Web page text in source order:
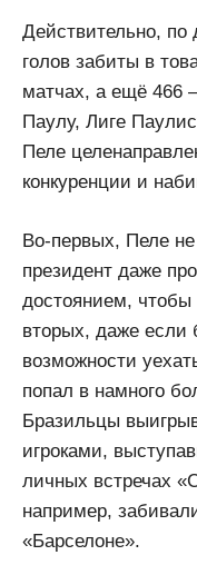
Действительно, по
голов забиты в
матчах, а ещё 466
Паулу, Лиге
Пеле
конкуренции и
Во-первых, Пеле не
президент даже
достоянием, чтобы
вторых, даже
возможности
попал в намного
Бразильцы
игроками,
личных встречах
например,
«Барселоне».